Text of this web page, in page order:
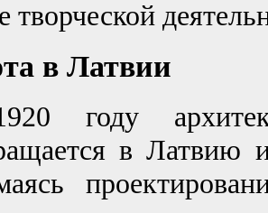
творческой
в Латвии
году
в Латвию